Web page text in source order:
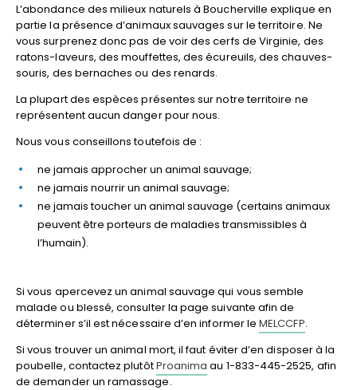
L’abondance des milieux naturels à Boucherville explique en
partie la présence d’animaux sauvages sur le territoire. Ne
vous surprenez donc pas de voir des cerfs de Virginie, des
ratons-laveurs, des mouffettes, des écureuils, des chauves-
souris, des bernaches ou des renards.
La plupart des espèces présentes sur notre territoire ne
représentent aucun danger pour nous.
Nous vous conseillons toutefois de :
ne jamais approcher un animal sauvage;
ne jamais nourrir un animal sauvage;
ne jamais toucher un animal sauvage (certains animaux
peuvent être porteurs de maladies transmissibles à
l’humain).
Si vous apercevez un animal sauvage qui vous semble
malade ou blessé, consulter la page suivante afin de
déterminer s’il est nécessaire d’en informer leMELCCFP.
Si vous trouver un animal mort, il faut éviter d’en disposer à la
poubelle, contactez plutôtProanima au 1-833-445-2525, afin
de demander un ramassage.